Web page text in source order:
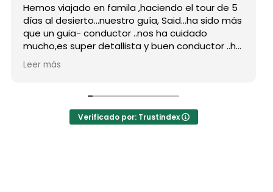
Hemos viajado en famila ,haciendo el tour de 5
días al desierto...nuestro guía, Said...ha sido más
que un guia- conductor ..nos ha cuidado
mucho,es super detallista y buen conductor ..ha
estado atento a todas nuestras peticiones y
nos ha enseñado muchos lugares
persona..Gracias Said.
En cuanto a la agencia,..súper agradecida a Mila
Leer más
Verificado por: Trustindex